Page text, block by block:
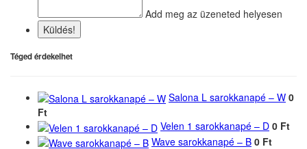
Add meg az üzeneted helyesen
Küldés!
Téged érdekelhet
Salona L sarokkanapé – W 0
Ft
Velen 1 sarokkanapé – D 0 Ft
Wave sarokkanapé – B 0 Ft